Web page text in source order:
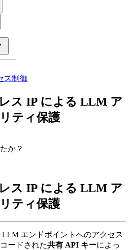
ス制御
ス IP による LLM ア
ティ保護
か？
ス IP による LLM ア
ティ保護
エンドポイントへのアクセス
ードされた共有 API キーによっ